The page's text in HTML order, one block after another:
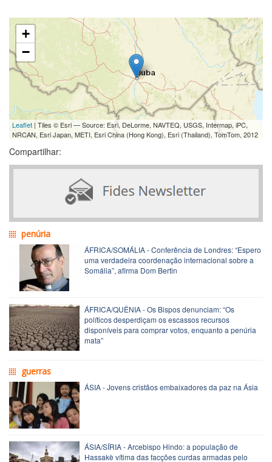
+
−
Leaflet | Tiles © Esri — Source: Esri, DeLorme, NAVTEQ, USGS, Intermap, iPC,
NRCAN, Esri Japan, METI, Esri China (Hong Kong), Esri (Thailand), TomTom, 2012
Compartilhar:
penúria
ÁFRICA/SOMÁLIA - Conferência de Londres: “Espero
uma verdadeira coordenação internacional sobre a
Somália”, afirma Dom Bertin
ÁFRICA/QUÊNIA - Os Bispos denunciam: “Os
políticos desperdiçam os escassos recursos
disponíveis para comprar votos, enquanto a penúria
mata”
guerras
ÁSIA - Jovens cristãos embaixadores da paz na Ásia
ÁSIA/SÍRIA - Arcebispo Hindo: a população de
Hassakè vítima das facções curdas armadas pelo